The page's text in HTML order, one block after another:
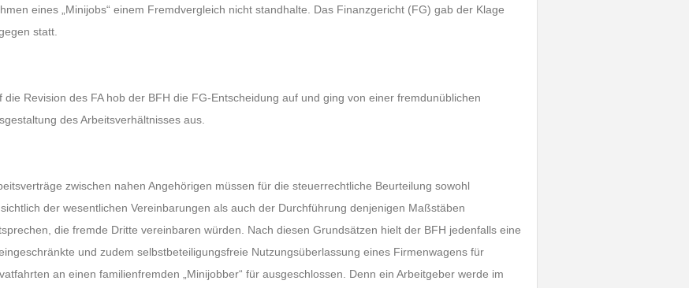
eines „Minijobs“ einem Fremdvergleich nicht standhalte. Das Finanzgericht (FG) gab der Klage
statt.
die Revision des FA hob der BFH die FG-Entscheidung auf und ging von einer fremdunüblichen
des Arbeitsverhältnisses aus.
zwischen nahen Angehörigen müssen für die steuerrechtliche Beurteilung sowohl
der wesentlichen Vereinbarungen als auch der Durchführung denjenigen Maßstäben
die fremde Dritte vereinbaren würden. Nach diesen Grundsätzen hielt der BFH jedenfalls eine
und zudem selbstbeteiligungsfreie Nutzungsüberlassung eines Firmenwagens für
an einen familienfremden „Minijobber“ für ausgeschlossen. Denn ein Arbeitgeber werde im